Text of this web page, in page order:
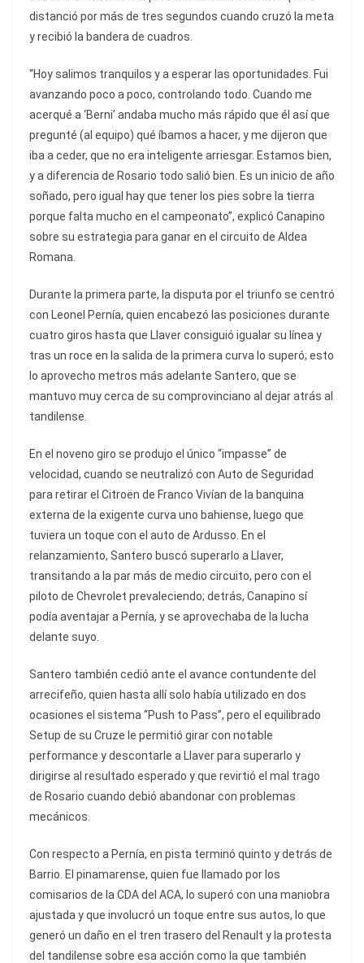
distanció por más de tres segundos cuando cruzó la meta
y recibió la bandera de cuadros.
“Hoy salimos tranquilos y a esperar las oportunidades. Fui
avanzando poco a poco, controlando todo. Cuando me
acerqué a ‘Berni’ andaba mucho más rápido que él así que
pregunté (al equipo) qué íbamos a hacer, y me dijeron que
iba a ceder, que no era inteligente arriesgar. Estamos bien,
y a diferencia de Rosario todo salió bien. Es un inicio de año
soñado, pero igual hay que tener los pies sobre la tierra
porque falta mucho en el campeonato”, explicó Canapino
sobre su estrategia para ganar en el circuito de Aldea
Romana.
Durante la primera parte, la disputa por el triunfo se centró
con Leonel Pernía, quien encabezó las posiciones durante
cuatro giros hasta que Llaver consiguió igualar su línea y
tras un roce en la salida de la primera curva lo superó; esto
lo aprovecho metros más adelante Santero, que se
mantuvo muy cerca de su comprovinciano al dejar atrás al
tandilense.
En el noveno giro se produjo el único “impasse” de
velocidad, cuando se neutralizó con Auto de Seguridad
para retirar el Citroën de Franco Vivían de la banquina
externa de la exigente curva uno bahiense, luego que
tuviera un toque con el auto de Ardusso. En el
relanzamiento, Santero buscó superarlo a Llaver,
transitando a la par más de medio circuito, pero con el
piloto de Chevrolet prevaleciendo; detrás, Canapino sí
podía aventajar a Pernía, y se aprovechaba de la lucha
delante suyo.
Santero también cedió ante el avance contundente del
arrecifeño, quien hasta allí solo había utilizado en dos
ocasiones el sistema “Push to Pass”, pero el equilibrado
Setup de su Cruze le permitió girar con notable
performance y descontarle a Llaver para superarlo y
dirigirse al resultado esperado y que revirtió el mal trago
de Rosario cuando debió abandonar con problemas
mecánicos.
Con respecto a Pernía, en pista terminó quinto y detrás de
Barrio. El pinamarense, quien fue llamado por los
comisarios de la CDA del ACA, lo superó con una maniobra
ajustada y que involucró un toque entre sus autos, lo que
generó un daño en el tren trasero del Renault y la protesta
del tandilense sobre esa acción como la que también